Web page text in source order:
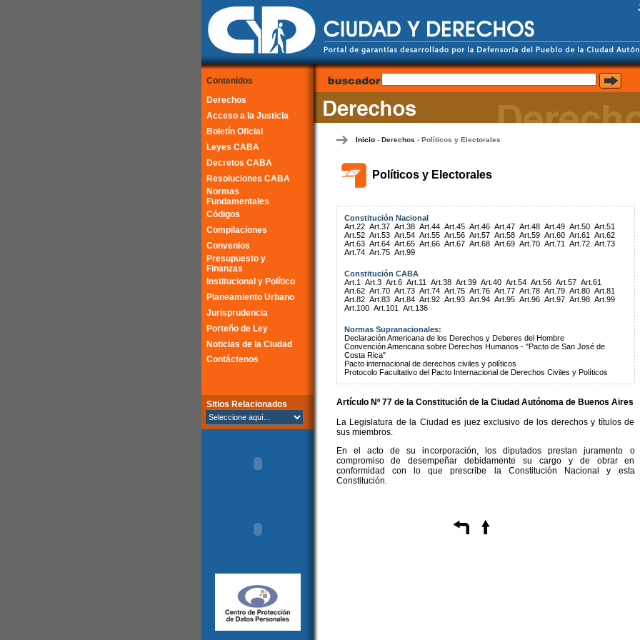
Contenidos
Derechos
Acceso a la Justicia
Boletín Oficial
Leyes CABA
Decretos CABA
Resoluciones CABA
Normas
Fundamentales
Códigos
Compilaciones
Convenios
Presupuesto y
Finanzas
Institucional y Político
Planeamiento Urbano
Jurisprudencia
Porteño de Ley
Noticias de la Ciudad
Contáctenos
Sitios Relacionados
Inicio- Derechos - Políticos y Electorales
Políticos y Electorales
Constitución Nacional
Art.22 Art.37 Art.38 Art.44 Art.45 Art.46 Art.47 Art.48 Art.49 Art.50 Art.51
Art.52 Art.53 Art.54 Art.55 Art.56 Art.57 Art.58 Art.59 Art.60 Art.61
Art.62
Art.63 Art.64 Art.65 Art.66 Art.67 Art.68 Art.69 Art.70 Art.71 Art.72 Art.73
Art.74 Art.75 Art.99
Constitución CABA
Art.1
Art.3 Art.6 Art.11 Art.38 Art.39 Art.40 Art.54 Art.56 Art.57 Art.61
Art.62 Art.70 Art.73 Art.74 Art.75 Art.76 Art.77 Art.78 Art.79 Art.80 Art.81
Art.82 Art.83 Art.84 Art.92 Art.93 Art.94 Art.95 Art.96 Art.97 Art.98 Art.99
Art.100 Art.101 Art.136
Normas Supranacionales:
Declaración Americana de los Derechos y Deberes del Hombre
Convención Americana sobre Derechos Humanos - "Pacto de San José de
Costa Rica"
Pacto internacional de derechos civiles y políticos
Protocolo Facultativo del Pacto Internacional de Derechos Civiles y Políticos
Artículo Nº 77 de la Constituciónde la Ciudad Autónoma de Buenos Aires
La Legislatura de la Ciudad es juez exclusivo de los derechos y títulos de
sus miembros.
En el acto de su incorporación, los diputados prestan juramento o
compromiso de desempeñar debidamente su cargo y de obrar en
conformidad con lo que prescribe la Constitución Nacional y esta
Constitución.